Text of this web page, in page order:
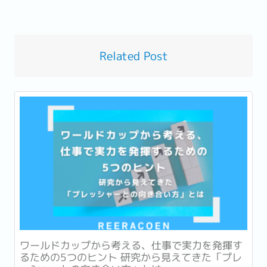
Related Post
ワールドカップから考える、仕事で実力を発揮す
るための5つのヒント 研究から見えてきた「プレ